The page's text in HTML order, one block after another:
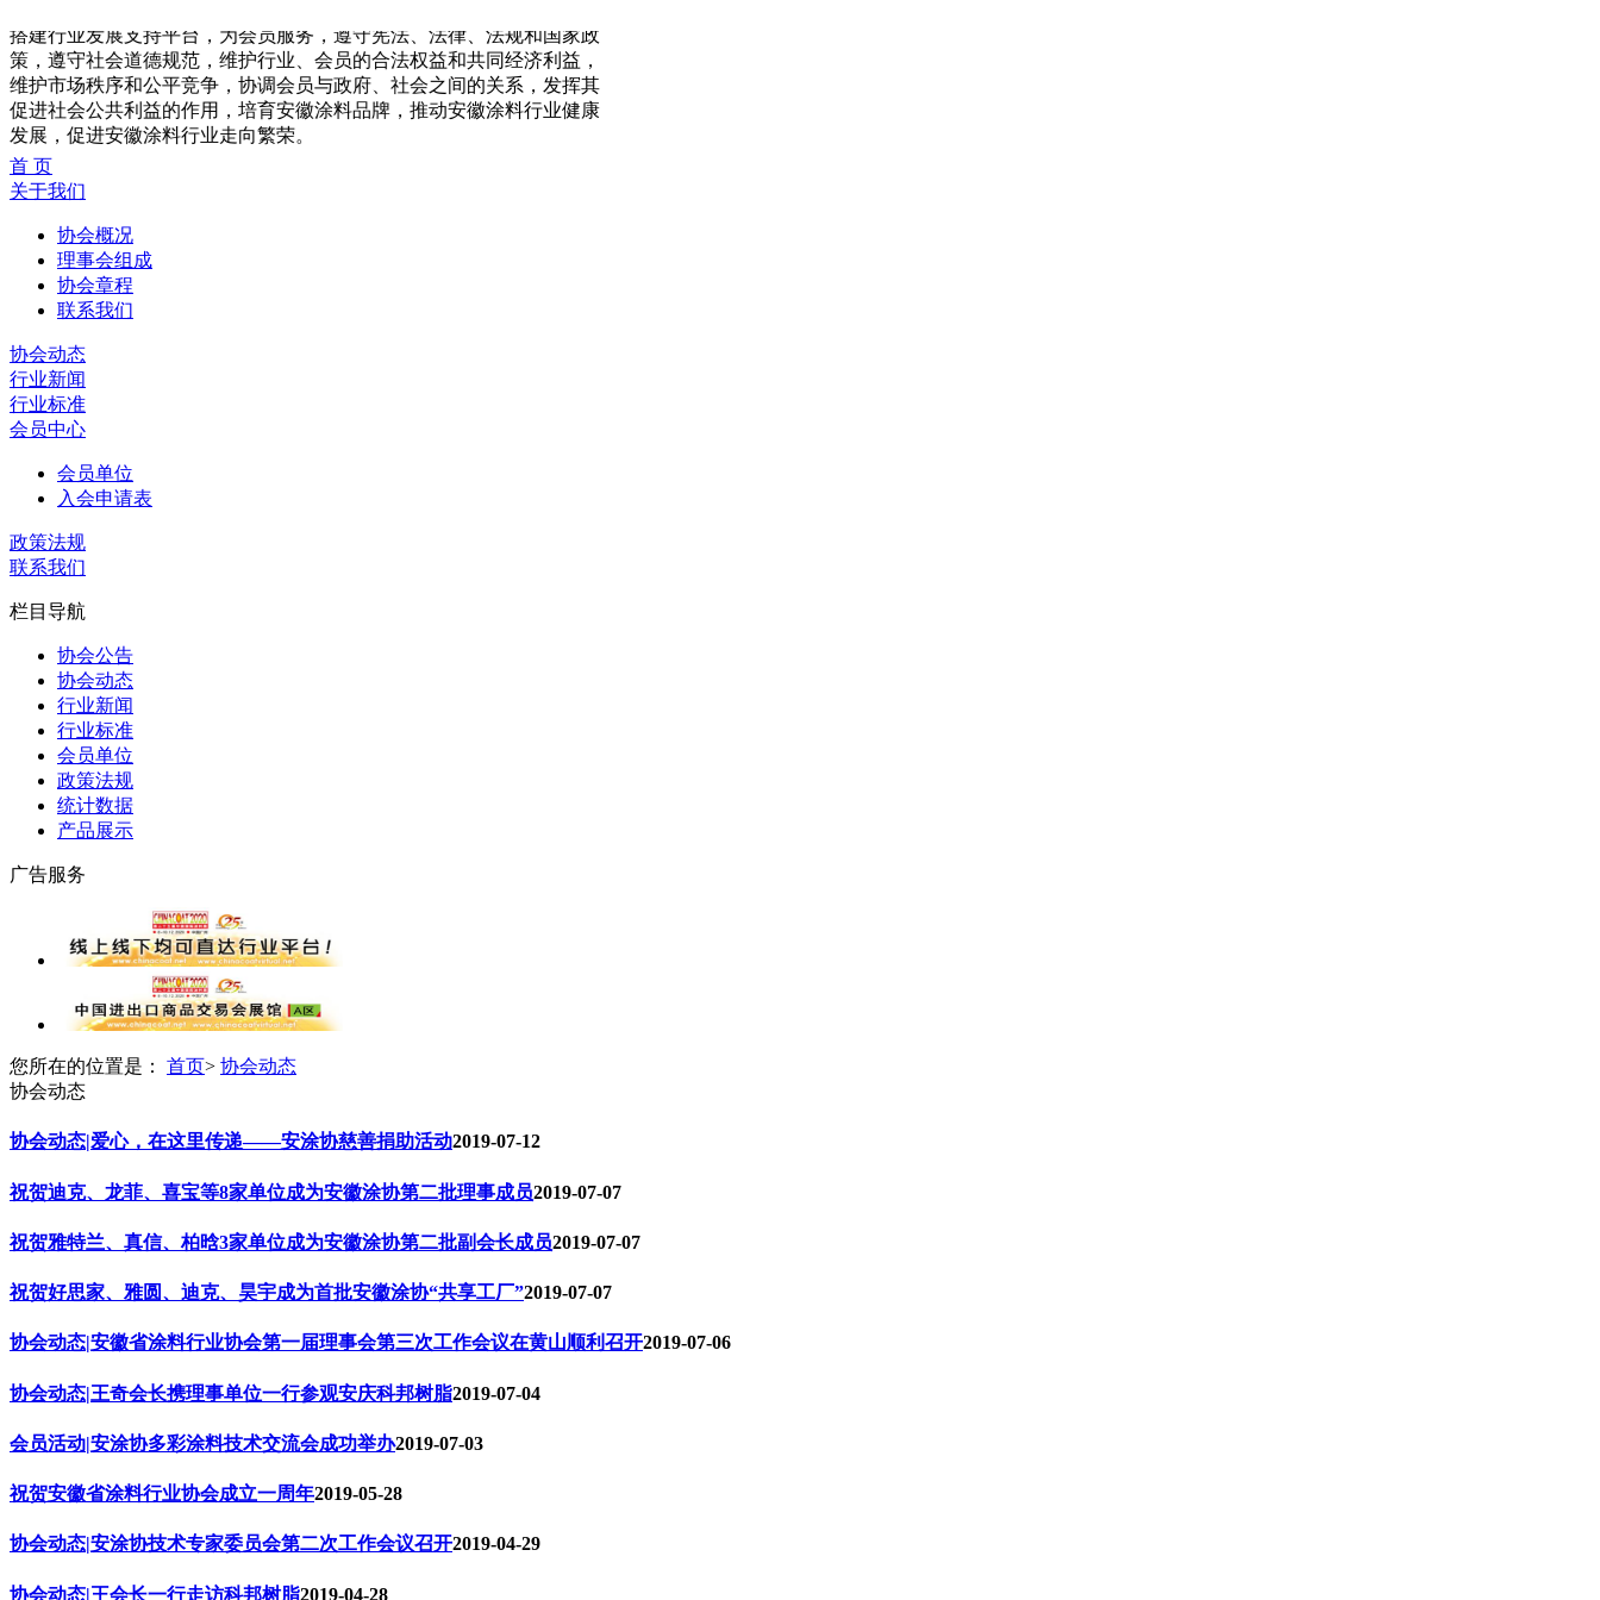
搭建行业发展支持平台，为会员服务，遵守宪法、法律、法规和国家政
策，遵守社会道德规范，维护行业、会员的合法权益和共同经济利益，
维护市场秩序和公平竞争，协调会员与政府、社会之间的关系，发挥其
促进社会公共利益的作用，培育安徽涂料品牌，推动安徽涂料行业健康
发展，促进安徽涂料行业走向繁荣。
首 页
关于我们
协会概况
理事会组成
协会章程
联系我们
协会动态
行业新闻
行业标准
会员中心
会员单位
入会申请表
政策法规
联系我们
栏目导航
协会公告
协会动态
行业新闻
行业标准
会员单位
政策法规
统计数据
产品展示
广告服务
您所在的位置是： 首页> 协会动态
协会动态
协会动态|爱心，在这里传递——安涂协慈善捐助活动2019-07-12
祝贺迪克、龙菲、喜宝等8家单位成为安徽涂协第二批理事成员2019-07-07
祝贺雅特兰、真信、柏晗3家单位成为安徽涂协第二批副会长成员2019-07-07
祝贺好思家、雅圆、迪克、昊宇成为首批安徽涂协“共享工厂”2019-07-07
协会动态|安徽省涂料行业协会第一届理事会第三次工作会议在黄山顺利召开2019-07-06
协会动态|王奇会长携理事单位一行参观安庆科邦树脂2019-07-04
会员活动|安涂协多彩涂料技术交流会成功举办2019-07-03
祝贺安徽省涂料行业协会成立一周年2019-05-28
协会动态|安涂协技术专家委员会第二次工作会议召开2019-04-29
协会动态|王会长一行走访科邦树脂2019-04-28